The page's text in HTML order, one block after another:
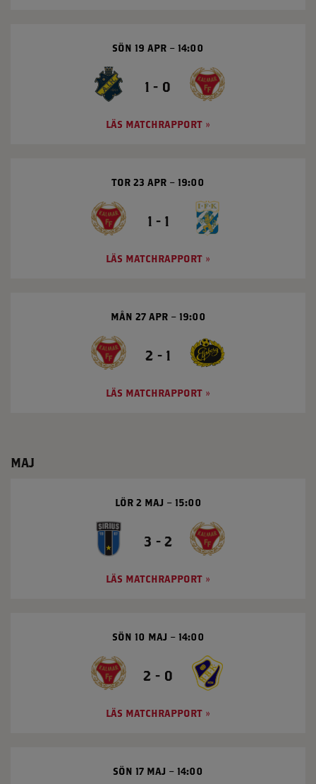
1 - 0
SÖN 19 APR 14:00
LÄS MATCHRAPPORT
1 - 1
TOR 23 APR 19:00
LÄS MATCHRAPPORT
2 - 1
MÅN 27 APR 19:00
LÄS MATCHRAPPORT
MAJ
3 - 2
LÖR 2 MAJ 15:00
LÄS MATCHRAPPORT
2 - 0
SÖN 10 MAJ 14:00
LÄS MATCHRAPPORT
SÖN 17 MAJ 14:00